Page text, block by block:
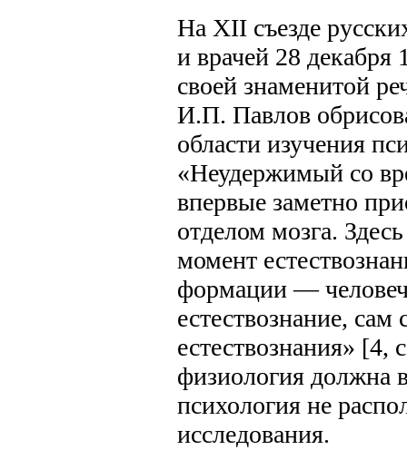
На XII съезде
и врачей 28 декабря
своей знаменитой
И.П. Павлов
области изучения
«Неудержимый со
впервые заметно
отделом мозга.
момент
формации —
естествознание, сам
естествознания» [4,
физиология должна
психология не
исследования.